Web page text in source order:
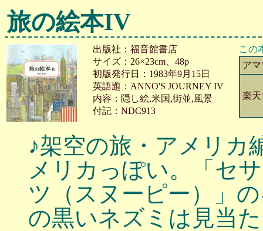
旅の絵本IV
出版社：福音館書店
サイズ：26×23cm、48p
初版発行日：1983年9月15日
英語題：ANNO'S JOURNEY IV
内容：隠し絵,米国,街並,風景
付記：NDC913
この
ア
楽
♪架空の旅・アメリカ
メリカっぽい。「セ
ツ（スヌーピー）」
の黒いネズミは見当